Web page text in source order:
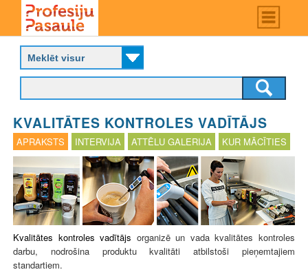
main
content
Main
menu
P
o
f
e
i
j
u
p
a
s
a
u
l
e
KVALITĀTES KONTROLES VADĪTĀJS
APRAKSTS INTERVIJA ATTĒLU GALERIJA KUR MĀCĪTIES
Kvalitātes kontroles vadītājs organizē un vada kvalitātes kontroles
darbu, nodrošina produktu kvalitāti atbilstoši pieņemtajiem
standartiem.